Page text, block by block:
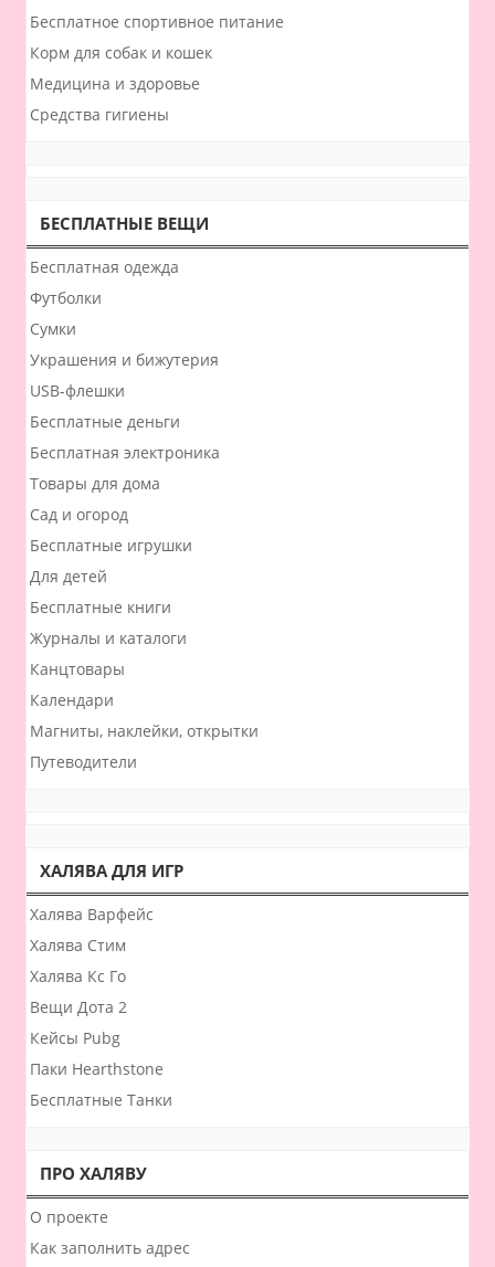
Бесплатное спортивное питание
Корм для собак и кошек
Медицина и здоровье
Средства гигиены
БЕСПЛАТНЫЕ ВЕЩИ
Бесплатная одежда
Футболки
Сумки
Украшения и бижутерия
USB-флешки
Бесплатные деньги
Бесплатная электроника
Товары для дома
Сад и огород
Бесплатные игрушки
Для детей
Бесплатные книги
Журналы и каталоги
Канцтовары
Календари
Магниты, наклейки, открытки
Путеводители
ХАЛЯВА ДЛЯ ИГР
Халява Варфейс
Халява Стим
Халява Кс Го
Вещи Дота 2
Кейсы Pubg
Паки Hearthstone
Бесплатные Танки
ПРО ХАЛЯВУ
О проекте
Как заполнить адрес